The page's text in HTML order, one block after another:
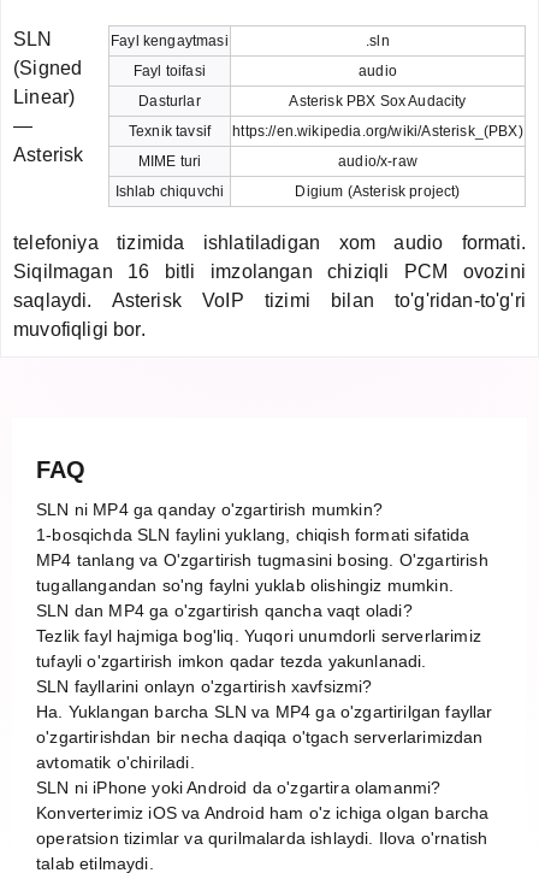
Fayl kengaytmasi
.sln
Fayl toifasi
audio
Dasturlar
Asterisk PBX Sox Audacity
Texnik tavsif
https://en.wikipedia.org/wiki/Asterisk_(PBX)
MIME turi
audio/x-raw
Ishlab chiquvchi
Digium (Asterisk project)
SLN
(Signed
Linear)
—
Asterisk
telefoniya tizimida ishlatiladigan xom audio formati.
Siqilmagan 16 bitli imzolangan chiziqli PCM ovozini
saqlaydi. Asterisk VoIP tizimi bilan to'g'ridan-to'g'ri
muvofiqligi bor.
FAQ
SLN ni MP4 ga qanday o'zgartirish mumkin?
1-bosqichda SLN faylini yuklang, chiqish formati sifatida
MP4 tanlang va O'zgartirish tugmasini bosing. O'zgartirish
tugallangandan so'ng faylni yuklab olishingiz mumkin.
SLN dan MP4 ga o'zgartirish qancha vaqt oladi?
Tezlik fayl hajmiga bog'liq. Yuqori unumdorli serverlarimiz
tufayli o'zgartirish imkon qadar tezda yakunlanadi.
SLN fayllarini onlayn o'zgartirish xavfsizmi?
Ha. Yuklangan barcha SLN va MP4 ga o'zgartirilgan fayllar
o'zgartirishdan bir necha daqiqa o'tgach serverlarimizdan
avtomatik o'chiriladi.
SLN ni iPhone yoki Android da o'zgartira olamanmi?
Konverterimiz iOS va Android ham o'z ichiga olgan barcha
operatsion tizimlar va qurilmalarda ishlaydi. Ilova o'rnatish
talab etilmaydi.